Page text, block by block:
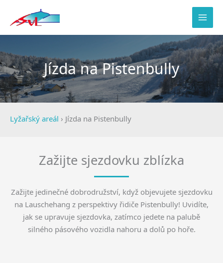
Jízda na Pistenbully
Lyžařský areál › Jízda na Pistenbully
Zažijte sjezdovku zblízka
Zažijte jedinečné dobrodružství, když objevujete sjezdovku
na Lauschehang z perspektivy řidiče Pistenbully! Uvidíte,
jak se upravuje sjezdovka, zatímco jedete na palubě
silného pásového vozidla nahoru a dolů po hoře.